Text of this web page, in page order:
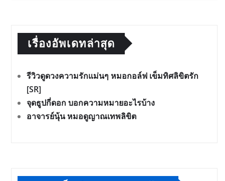
เรื่องอัพเดทล่าสุด
รีวิวดูดวงความรักแม่นๆ หมอกอล์ฟ เข็มทิศลิขิตรัก
[SR]
จุดธูปกี่ดอก บอกความหมายอะไรบ้าง
อาจารย์นุ้น หมอดูญาณเทพลิขิต